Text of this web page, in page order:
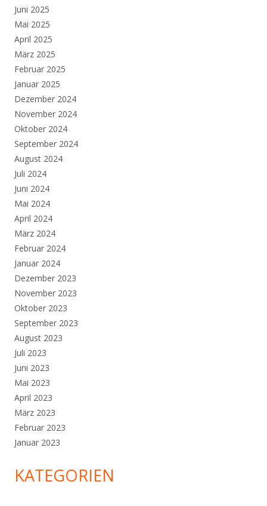
Juni 2025
Mai 2025
April 2025
März 2025
Februar 2025
Januar 2025
Dezember 2024
November 2024
Oktober 2024
September 2024
August 2024
Juli 2024
Juni 2024
Mai 2024
April 2024
März 2024
Februar 2024
Januar 2024
Dezember 2023
November 2023
Oktober 2023
September 2023
August 2023
Juli 2023
Juni 2023
Mai 2023
April 2023
März 2023
Februar 2023
Januar 2023
KATEGORIEN